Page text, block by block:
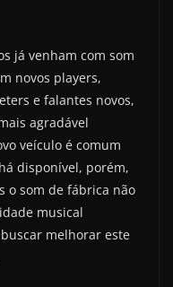
já venham com som
novos players,
e falantes novos,
agradável
veículo é comum
disponível, porém,
o som de fábrica não
musical
melhorar este